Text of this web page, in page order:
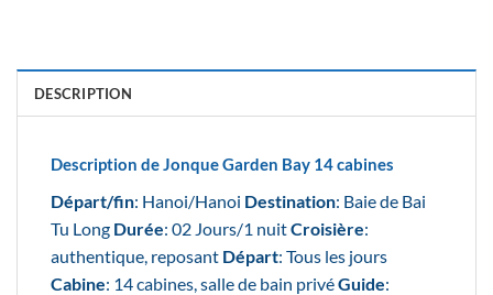
DESCRIPTION
Description de Jonque Garden Bay 14 cabines
Départ/fin: Hanoi/Hanoi Destination: Baie de Bai
Tu Long Durée: 02 Jours/1 nuitCroisière:
authentique, reposant Départ: Tous les jours
Cabine: 14 cabines, salle de bain privéGuide: